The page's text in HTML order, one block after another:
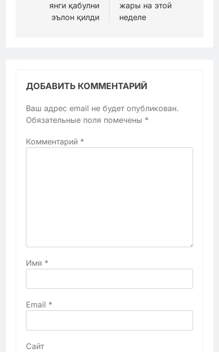
янги қабулни
эълон қилди
жары на этой
неделе
ДОБАВИТЬ КОММЕНТАРИЙ
Ваш адрес email не будет опубликован.
Обязательные поля помечены *
Комментарий *
Имя *
Email *
Сайт